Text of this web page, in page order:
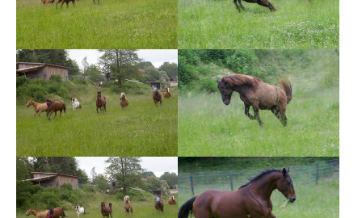
Show larger version Show larger version
Show larger version Show larger version